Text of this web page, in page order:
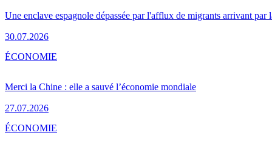
Une enclave espagnole dépassée par l'afflux de migrants arrivant par
30.07.2026
Merci la Chine : elle a sauvé l’économie mondiale
27.07.2026
ÉCONOMIE
ÉCONOMIE